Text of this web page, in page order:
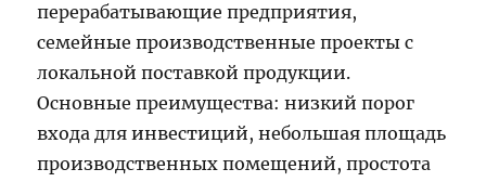
перерабатывающие предприятия,
семейные производственные проекты с
локальной поставкой продукции.
Основные преимущества: низкий порог
входа для инвестиций, небольшая площадь
производственных помещений, простота